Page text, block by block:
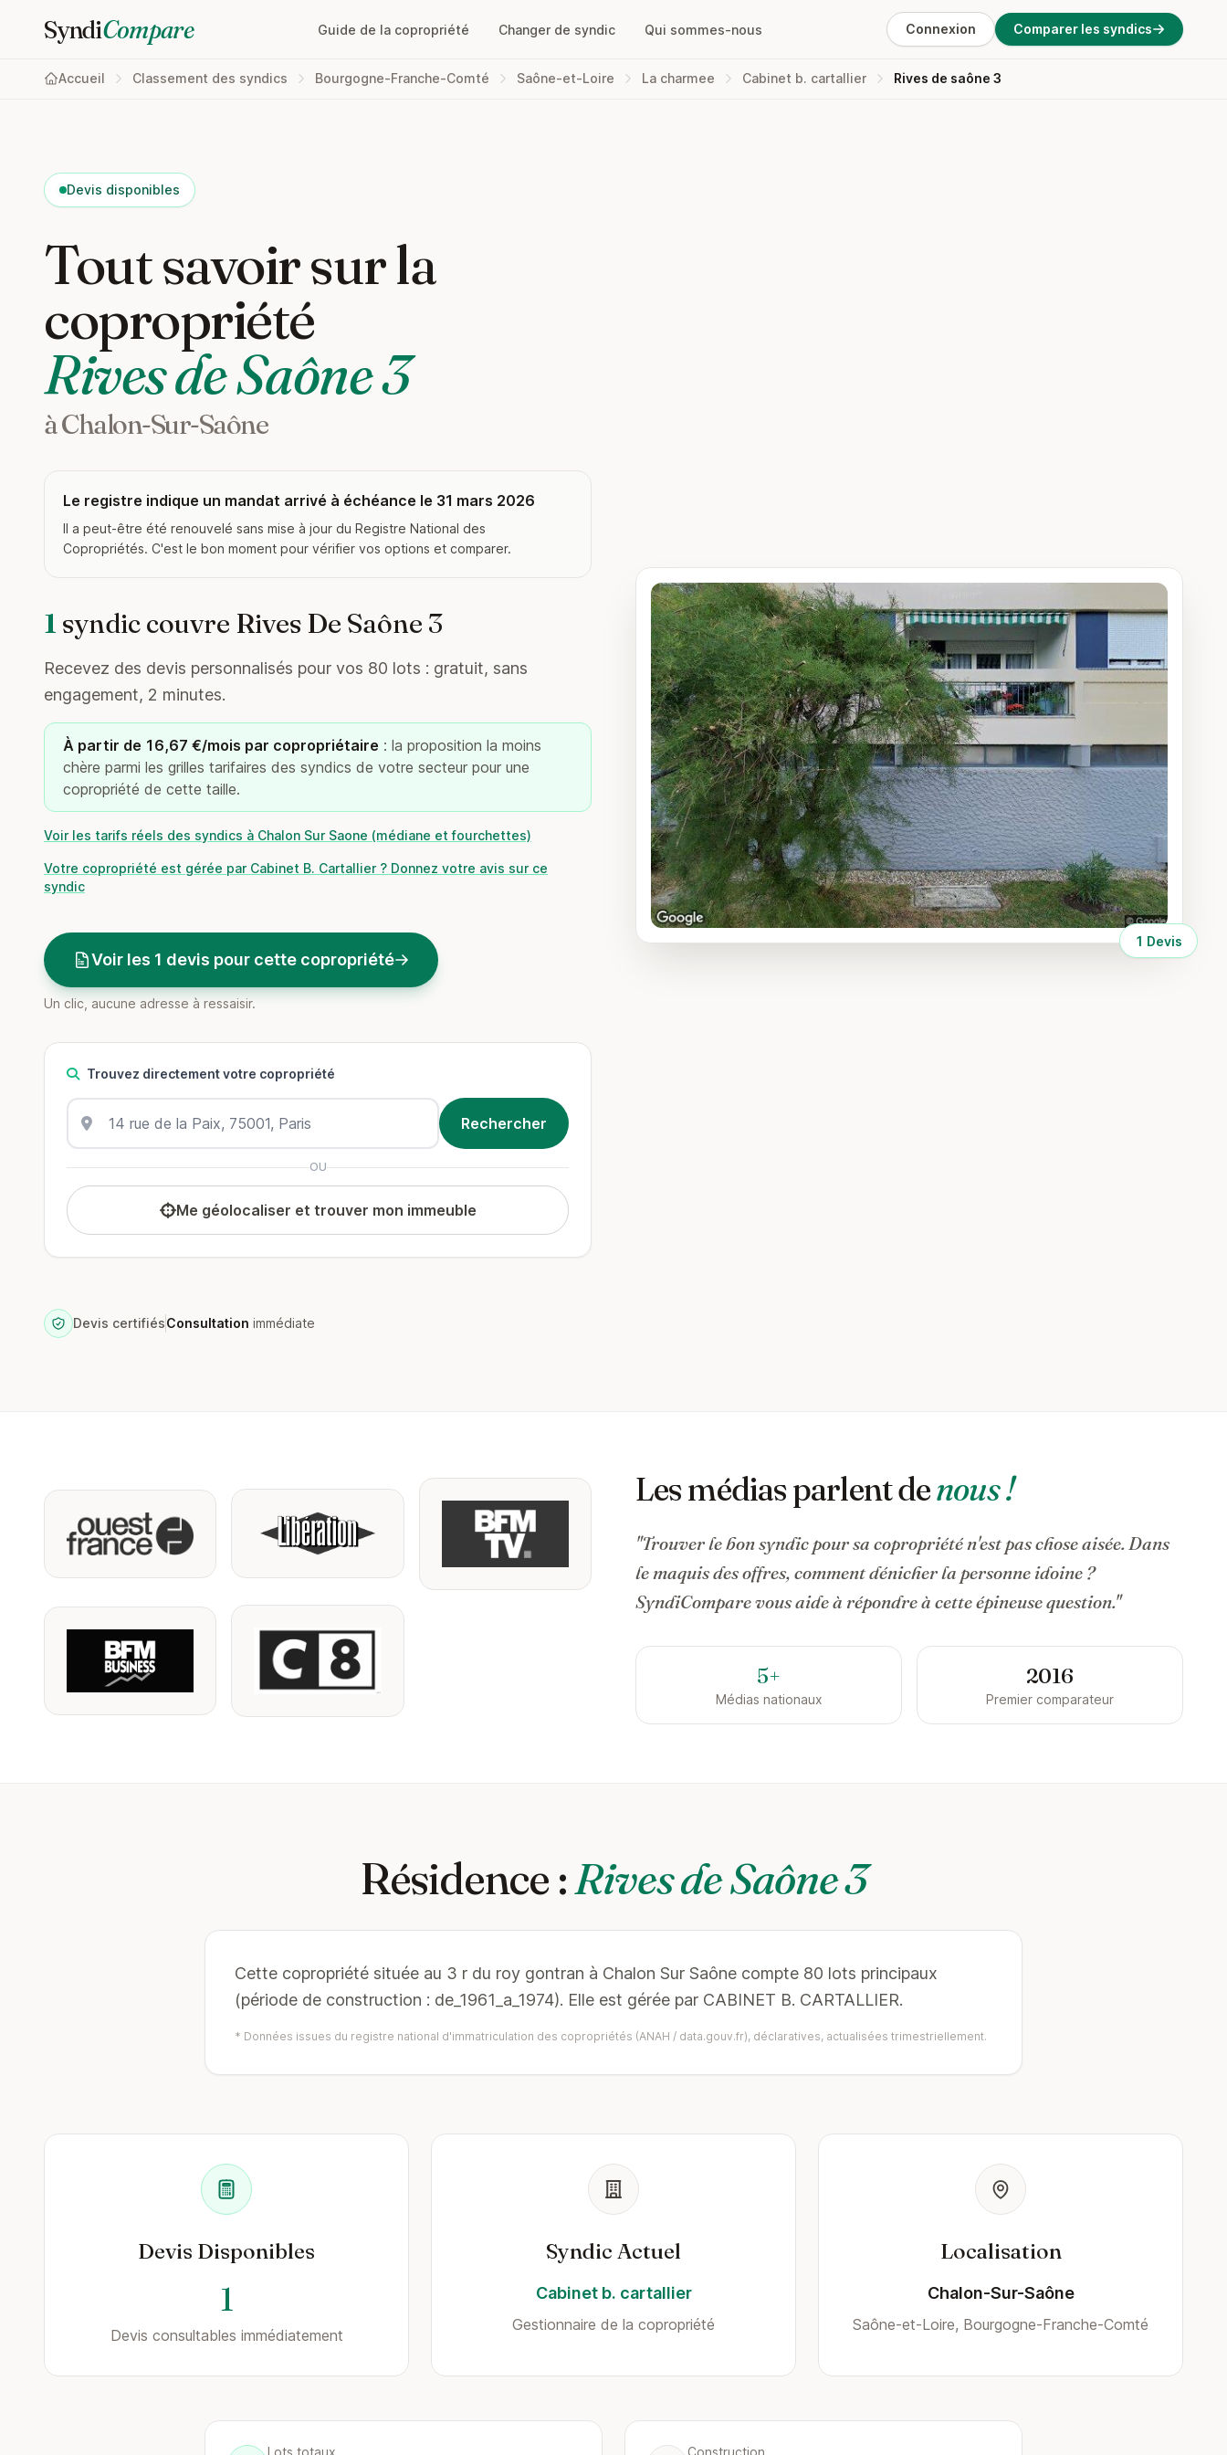
SyndiCompare Guide de la copropriété Changer de syndic Qui sommes-nous Connexion Comparer les syndics
Accueil Classement des syndics Bourgogne-Franche-Comté Saône-et-Loire La charmee Cabinet b. cartallier Rives de saône 3
Devis disponibles
Tout savoir sur la
copropriété
Rives de Saône 3
à Chalon-Sur-Saône
Le registre indique un mandat arrivé à échéance le 31 mars 2026
Il a peut-être été renouvelé sans mise à jour du Registre National des
Copropriétés. C'est le bon moment pour vérifier vos options et comparer.
1 syndic couvre Rives De Saône 3
Recevez des devis personnalisés pour vos 80 lots : gratuit, sans
engagement, 2 minutes.
À partir de 16,67 €/mois par copropriétaire : la proposition la moins
chère parmi les grilles tarifaires des syndics de votre secteur pour une
copropriété de cette taille.
Voir les tarifs réels des syndics à Chalon Sur Saone (médiane et fourchettes)
Votre copropriété est gérée par Cabinet B. Cartallier ? Donnez votre avis sur ce
syndic
Voir les 1 devis pour cette copropriété
Un clic, aucune adresse à ressaisir.
Trouvez directement votre copropriété
OU
Me géolocaliser et trouver mon immeuble
Devis certifiésConsultation immédiate
1 Devis
Les médias parlent denous !
"Trouver le bon syndic pour sa copropriété n'est pas chose aisée. Dans
le maquis des offres, comment dénicher la personne idoine ?
SyndiCompare vous aide à répondre à cette épineuse question."
5+
Médias nationaux
2016
Premier comparateur
Résidence :Rives de Saône 3
Cette copropriété située au 3 r du roy gontran à Chalon Sur Saône compte 80 lots principaux
(période de construction : de_1961_a_1974). Elle est gérée par CABINET B. CARTALLIER.
* Données issues du registre national d'immatriculation des copropriétés (ANAH / data.gouv.fr), déclaratives, actualisées trimestriellement.
Devis Disponibles
1
Devis consultables immédiatement
Syndic Actuel
Cabinet b. cartallier
Gestionnaire de la copropriété
Localisation
Chalon-Sur-Saône
Saône-et-Loire, Bourgogne-Franche-Comté
Lots totaux Construction